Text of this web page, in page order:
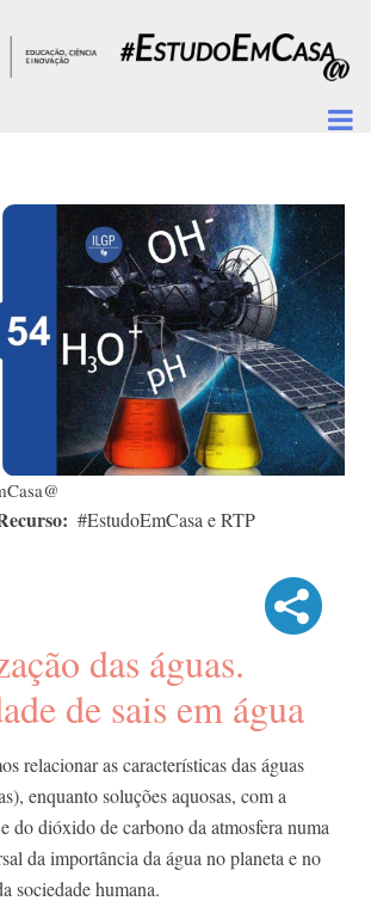
#EstudoEmCasa e RTP
das águas.
de sais em água
relacionar as características das águas
enquanto soluções aquosas, com a
do dióxido de carbono da atmosfera numa
da importância da água no planeta e no
sociedade humana.